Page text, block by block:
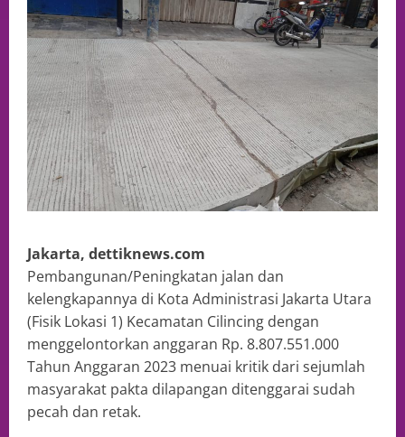
Jakarta, dettiknews.com
Pembangunan/Peningkatan jalan dan
kelengkapannya di Kota Administrasi Jakarta Utara
(Fisik Lokasi 1) Kecamatan Cilincing dengan
menggelontorkan anggaran Rp. 8.807.551.000
Tahun Anggaran 2023 menuai kritik dari sejumlah
masyarakat pakta dilapangan ditenggarai sudah
pecah dan retak.